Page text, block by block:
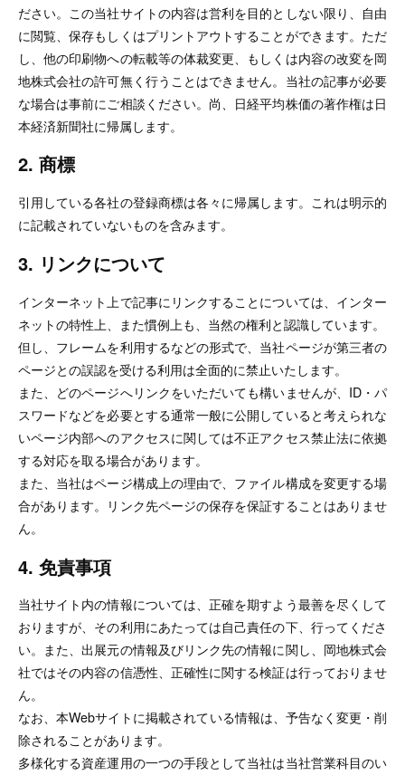
ださい。この当社サイトの内容は営利を目的としない限り、自由
に閲覧、保存もしくはプリントアウトすることができます。ただ
し、他の印刷物への転載等の体裁変更、もしくは内容の改変を岡
地株式会社の許可無く行うことはできません。当社の記事が必要
な場合は事前にご相談ください。尚、日経平均株価の著作権は日
本経済新聞社に帰属します。
2. 商標
引用している各社の登録商標は各々に帰属します。これは明示的
に記載されていないものを含みます。
3. リンクについて
インターネット上で記事にリンクすることについては、インター
ネットの特性上、また慣例上も、当然の権利と認識しています。
但し、フレームを利用するなどの形式で、当社ページが第三者の
ページとの誤認を受ける利用は全面的に禁止いたします。
また、どのページへリンクをいただいても構いませんが、ID・パ
スワードなどを必要とする通常一般に公開していると考えられな
いページ内部へのアクセスに関しては不正アクセス禁止法に依拠
する対応を取る場合があります。
また、当社はページ構成上の理由で、ファイル構成を変更する場
合があります。リンク先ページの保存を保証することはありませ
ん。
4. 免責事項
当社サイト内の情報については、正確を期すよう最善を尽くして
おりますが、その利用にあたっては自己責任の下、行ってくださ
い。また、出展元の情報及びリンク先の情報に関し、岡地株式会
社ではその内容の信憑性、正確性に関する検証は行っておりませ
ん。
なお、本Webサイトに掲載されている情報は、予告なく変更・削
除されることがあります。
多様化する資産運用の一つの手段として当社は当社営業科目のい